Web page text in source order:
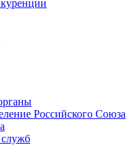
Российского Союза